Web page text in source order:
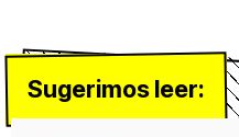
Sugerimos leer: